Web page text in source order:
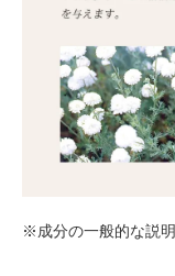
※成分の一般的な説